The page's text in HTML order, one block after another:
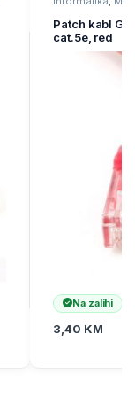
Patch kabl
cat.5e, red
Na zalihi
3,40 KM